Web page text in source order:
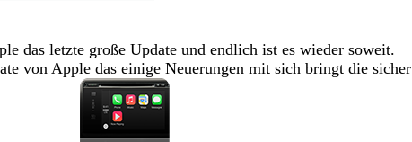
das letzte große Update und endlich ist es wieder soweit.
von Apple das einige Neuerungen mit sich bringt die sicher